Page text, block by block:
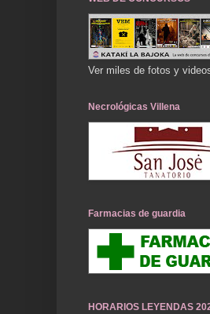
Ver miles de fotos y
Necrológicas Villena
Farmacias de guardia
HORARIOS LEYENDAS